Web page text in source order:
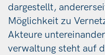
dargestellt,
Möglichkeit zu
Akteure
verwaltung steht auf